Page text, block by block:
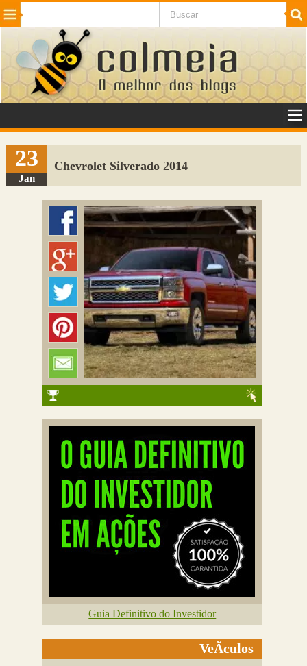
Beleza Cinema e TV
Internet Jogos NotÃ­cias SaÃºde
VeÃ­culos Adulto
Sugerir Link
Adicionar Blog
Colmeia Exchange
Perguntas Frequentes
23
Jan
Chevrolet Silverado 2014
Guia Definitivo do Investidor
VeÃ­culos